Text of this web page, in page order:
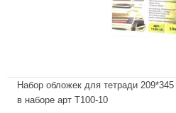
Набор обложек для тетради
в наборе арт Т100-10